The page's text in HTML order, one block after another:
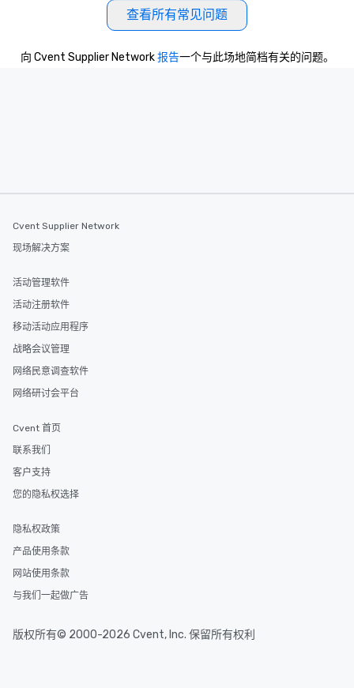
查看所有常见问题
向 Cvent Supplier Network报告一个与此场地简档有关的问题。
Cvent Supplier Network
现场解决方案
活动管理软件
活动注册软件
移动活动应用程序
战略会议管理
网络民意调查软件
网络研讨会平台
Cvent 首页
联系我们
客户支持
您的隐私权选择
隐私权政策
产品使用条款
网站使用条款
与我们一起做广告
版权所有© 2000-2026 Cvent, Inc. 保留所有权利